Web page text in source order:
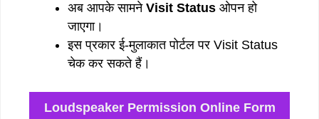
अब आपके सामने Visit Status ओपन हो
जाएगा।
इस प्रकार ई-मुलाकात पोर्टल पर Visit Status
चेक कर सकते हैं।
Loudspeaker Permission Online Form